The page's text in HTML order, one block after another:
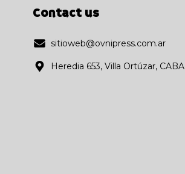
Contact us
sitioweb@ovnipress.com.ar
Heredia 653, Villa Ortúzar, CABA